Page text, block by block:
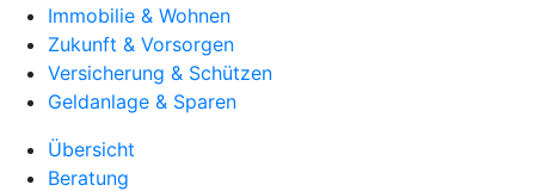
Immobilie & Wohnen
Zukunft & Vorsorgen
Versicherung & Schützen
Geldanlage & Sparen
Übersicht
Beratung